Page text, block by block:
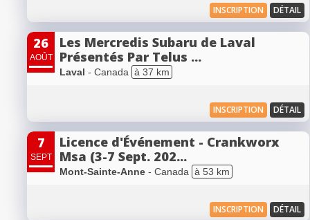
INSCRIPTION DÉTAIL
26
AOÛT
Les Mercredis Subaru de Laval
Présentés Par Telus ...
Laval - Canada à 37 km
INSCRIPTION DÉTAIL
7
SEPT
Licence d'Événement - Crankworx
Msa (3-7 Sept. 202...
Mont-Sainte-Anne - Canada à 53 km
INSCRIPTION DÉTAIL